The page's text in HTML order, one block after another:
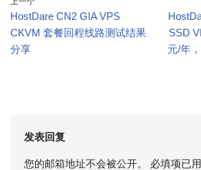
HostDare CN2 GIA VPS
CKVM 套餐回程线路测试结果
分享
SSD
元/年
发表回复
您的邮箱地址不会被公开。 必填项已用